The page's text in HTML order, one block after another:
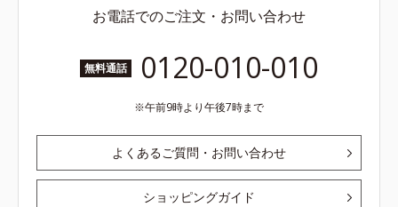
お電話でのご注文・お問い合わせ
無料通話 0120-010-010
午前9時より午後7時まで
よくあるご質問・お問い合わせ
ショッピングガイド